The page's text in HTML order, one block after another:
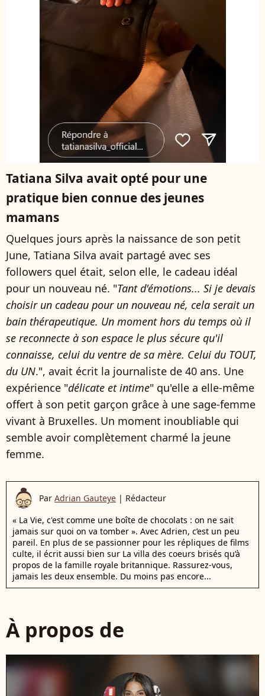
Tatiana Silva avait opté pour une
pratique bien connue des jeunes
mamans
Quelques jours après la naissance de son petit
June, Tatiana Silva avait partagé avec ses
followers quel était, selon elle, le cadeau idéal
pour un nouveau né. "Tant d'émotions... Si je devais
choisir un cadeau pour un nouveau né, cela serait un
bain thérapeutique. Un moment hors du temps où il
se reconnecte à son espace le plus sécure qu'il
connaisse, celui du ventre de sa mère. Celui du TOUT,
du UN.", avait écrit la journaliste de 40 ans. Une
expérience "délicate et intime" qu'elle a elle-même
offert à son petit garçon grâce à une sage-femme
vivant à Bruxelles. Un moment inoubliable qui
semble avoir complètement charmé la jeune
femme.
Par Adrian Gauteye | Rédacteur
« La Vie, c'est comme une boîte de chocolats : on ne sait
jamais sur quoi on va tomber ». Avec Adrien, c’est un peu
pareil. En plus de se passionner pour les répliques de films
culte, il écrit aussi bien sur La villa des coeurs brisés qu’à
propos de la famille royale britannique. Rassurez-vous,
jamais les deux ensemble. Du moins pas encore...
À propos de